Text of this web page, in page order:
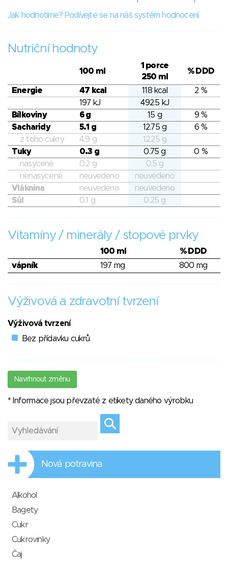
Jak hodnotíme? Podívejte se na náš systém hodnocení.
Nutriční hodnoty
100 ml
1 porce
250 ml
% DDD
Energie 47 kcal 118 kcal
2 %
197 kJ
492.5 kJ
Bílkoviny
6 g 15 g
9 %
Sacharidy
5.1 g 12.75 g
6 %
z toho cukry
4.9 g
12.25 g
Tuky
0.3 g 0.75 g
0 %
nasycené
0.2 g
0.5 g
nenasycené
neuvedeno
neuvedeno
Vláknina
neuvedeno
neuvedeno
Sůl
0.1 g 0.25 g
Vitamíny / minerály / stopové prvky
100 ml
% DDD
vápník
197 mg 800 mg
Výživová a zdravotní tvrzení
Výživová tvrzení
Bez přídavku cukrů
Navrhnout změnu
* Informace jsou převzaté z etikety daného výrobku
Nová potravina
Alkohol
Bagety
Cukr
Cukrovinky
Čaj